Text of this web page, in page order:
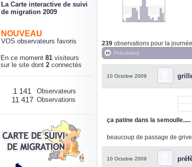
La Carte interactive de suivi
de migration 2009
NOUVEAU
VOS observateurs favoris
En ce moment 81visiteurs
sur le site dont 2connectés
1 141 Observateurs
11 417 Observations
239observations pour la
Précédent
10 Octobre 2009
ça patine dans la semoulle.....
beaucoup de passage de
10 Octobre 2009